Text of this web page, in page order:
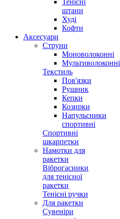
Тенісні
штани
Худі
Кофти
Аксесуари
Струни
Моноволоконні
Мультиволоконні
Текстиль
Пов'язки
Рушник
Кепки
Козирки
Напульсники
спортивні
Спортивні
шкарпетки
Намотки для
ракетки
Віброгасники
для тенісної
ракетки
Тенісні ручки
Для ракетки
Сувеніри